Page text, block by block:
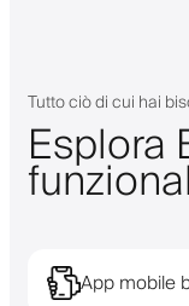
Tutto ciò di cui hai
Esplora
App mobile